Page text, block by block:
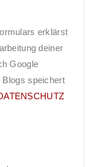
erklärst
deiner
Google
Blogs speichert